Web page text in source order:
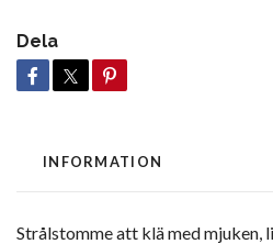
Dela
INFORMATION
Strålstomme att klä med mjuken,